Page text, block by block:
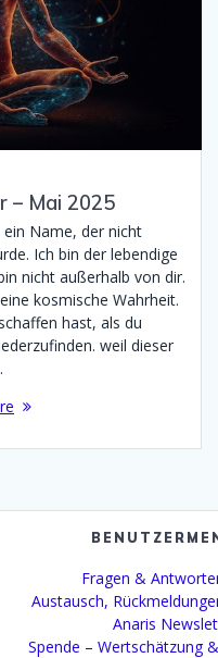
– Mai 2025
Name, der nicht
Ich bin der lebendige
nicht außerhalb von dir.
kosmische Wahrheit.
hast, als du
weil dieser
Fragen &
Austausch,
Anaris
Spende – Wertschätzung